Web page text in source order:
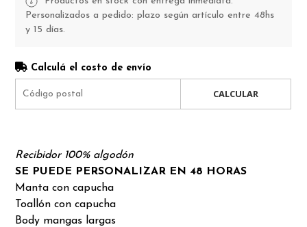
Personalizados a pedido: plazo según artículo entre 48hs
y 15 días.
Calculá el costo de envío
CALCULAR
Recibidor 100% algodón
SE PUEDE PERSONALIZAR EN 48 HORAS
Manta con capucha
Toallón con capucha
Body mangas largas